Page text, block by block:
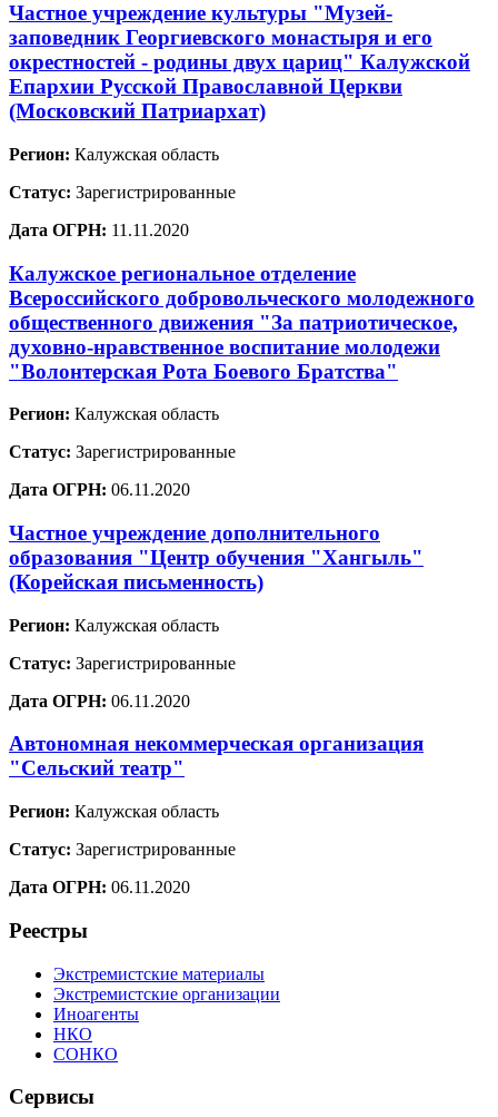
Частное учреждение культуры "Музей-
заповедник Георгиевского монастыря и его
окрестностей - родины двух цариц" Калужской
Епархии Русской Православной Церкви
(Московский Патриархат)
Регион: Калужская область
Статус: Зарегистрированные
Дата ОГРН: 11.11.2020
Калужское региональное отделение
Всероссийского добровольческого молодежного
общественного движения "За патриотическое,
духовно-нравственное воспитание молодежи
"Волонтерская Рота Боевого Братства"
Регион: Калужская область
Статус: Зарегистрированные
Дата ОГРН: 06.11.2020
Частное учреждение дополнительного
образования "Центр обучения "Хангыль"
(Корейская письменность)
Регион: Калужская область
Статус: Зарегистрированные
Дата ОГРН: 06.11.2020
Автономная некоммерческая организация
"Сельский театр"
Регион: Калужская область
Статус: Зарегистрированные
Дата ОГРН: 06.11.2020
Реестры
Экстремистские материалы
Экстремистские организации
Иноагенты
НКО
СОНКО
Сервисы